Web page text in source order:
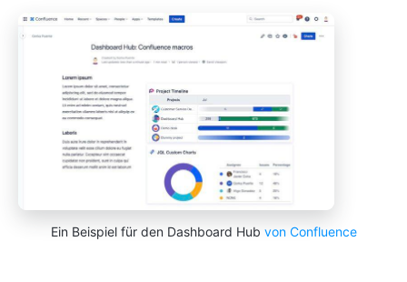
Ein Beispiel für den Dashboard Hub von Confluence